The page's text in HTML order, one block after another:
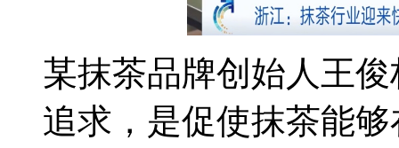
某抹茶品牌创始人王
追求，是促使抹茶能